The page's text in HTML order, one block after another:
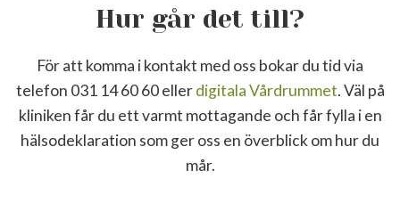
Hur går det till?
För att komma i kontakt med oss bokar du tid via
telefon 031 14 60 60 ellerdigitala Vårdrummet. Väl på
kliniken får du ett varmt mottagande och får fylla i en
hälsodeklaration som ger oss en överblick om hur du
mår.